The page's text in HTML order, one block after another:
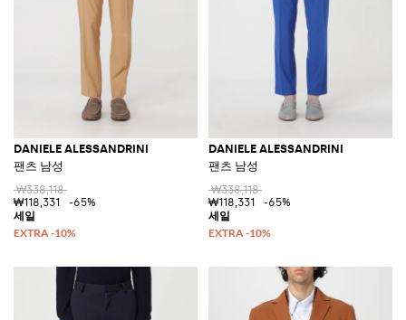
DANIELE ALESSANDRINI
팬츠 남성
₩338,118
₩118,331
-65%
DANIELE ALESSANDRINI
팬츠 남성
₩338,118
₩118,331
-65%